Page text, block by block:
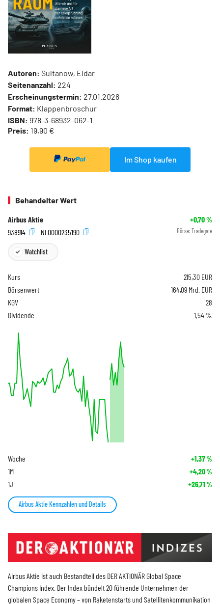
Autoren: Sultanow, Eldar
Seitenanzahl: 224
Erscheinungstermin: 27.01.2026
Format: Klappenbroschur
ISBN: 978-3-68932-062-1
Preis: 19,90 €
Im Shop kaufen
Behandelter Wert
Airbus Aktie +0,70%
938914
NL0000235190 Börse: Tradegate
Watchlist
Kurs 215,30 EUR
Börsenwert
164,09 Mrd. EUR
KGV
28
Dividende
1,54 %
Woche +1,37%
1M +4,20%
1J +26,71 %
Airbus Aktie Kennzahlen und Details
Airbus Aktie ist auch Bestandteil des DER AKTIONÄR Global Space
Champions Index. Der Index bündelt 20 führende Unternehmen der
globalen Space Economy – von Raketenstarts und Satellitenkommunikation